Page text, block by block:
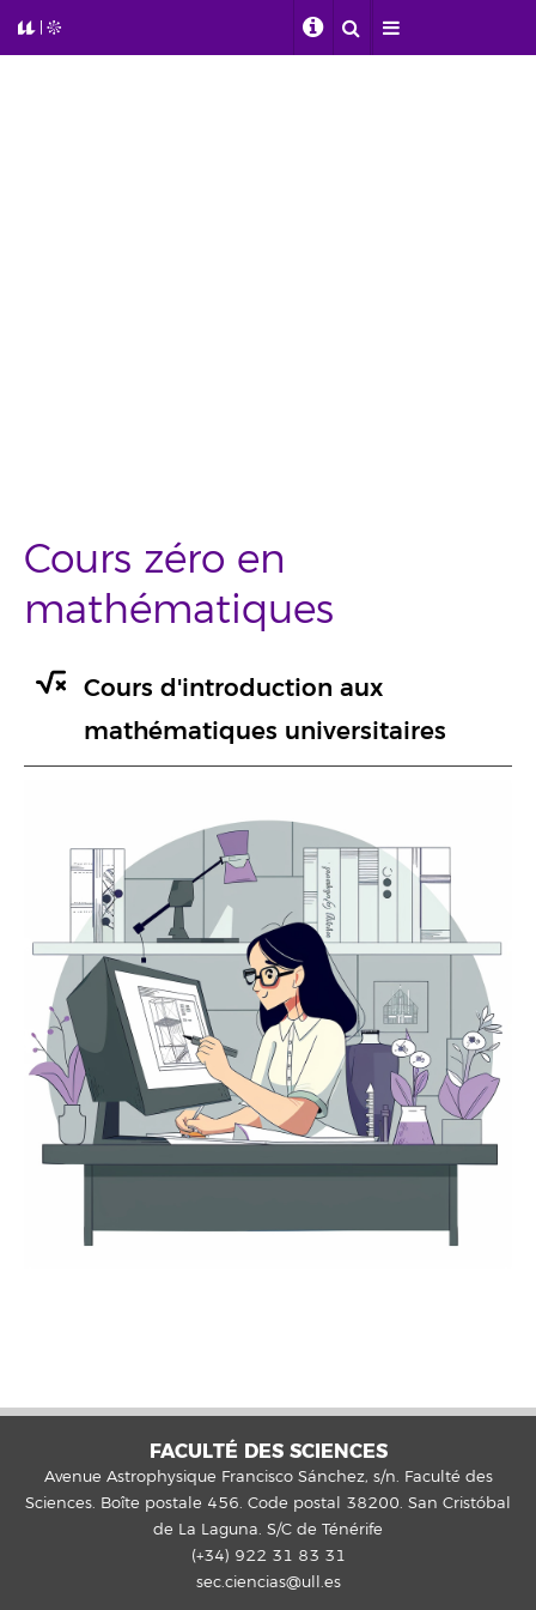
Cours zéro en
mathématiques
Cours d'introduction aux
mathématiques universitaires
FACULTÉ DES SCIENCES
Avenue Astrophysique Francisco Sánchez, s/n. Faculté des
Sciences. Boîte postale 456. Code postal 38200. San Cristóbal
de La Laguna. S/C de Ténérife
(+34) 922 31 83 31
sec.ciencias@ull.es